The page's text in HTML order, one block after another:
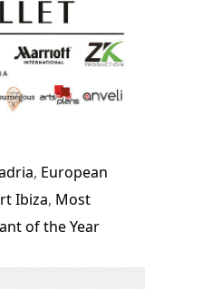
, European
Ibiza, Most
of the Year